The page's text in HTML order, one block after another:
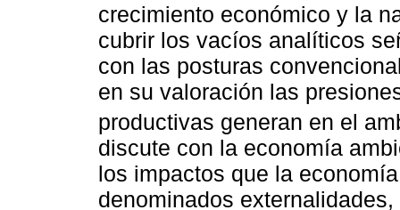
crecimiento económico y la
cubrir los vacíos analíticos
con las posturas
en su valoración las
productivas generan en el
discute con la economía
los impactos que la
denominados